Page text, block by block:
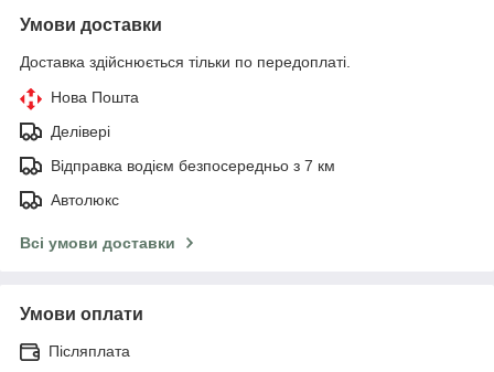
Умови доставки
Доставка здійснюється тільки по передоплаті.
Нова Пошта
Делівері
Відправка водієм безпосередньо з 7 км
Автолюкс
Всі умови доставки
Умови оплати
Післяплата